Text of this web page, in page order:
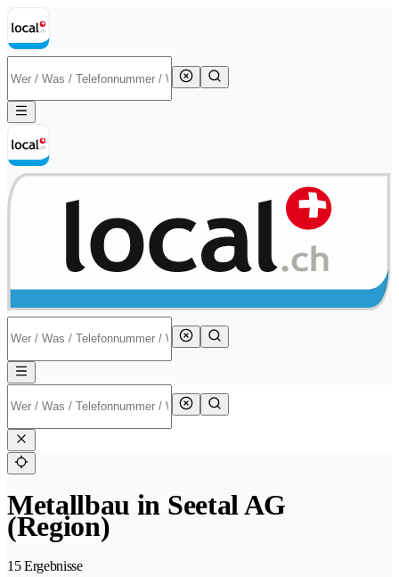
Metallbau in Seetal AG
(Region)
15 Ergebnisse